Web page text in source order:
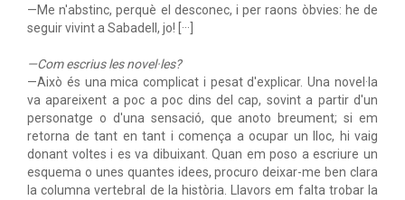
—Me n'abstinc, perquè el desconec, i per raons òbvies: he de
seguir vivint a Sabadell, jo! [···]
—Com escrius les novel·les?
—Això és una mica complicat i pesat d'explicar. Una novel·la
va apareixent a poc a poc dins del cap, sovint a partir d'un
personatge o d'una sensació, que anoto breument; si em
retorna de tant en tant i comença a ocupar un lloc, hi vaig
donant voltes i es va dibuixant. Quan em poso a escriure un
esquema o unes quantes idees, procuro deixar-me ben clara
la columna vertebral de la història. Llavors em falta trobar la